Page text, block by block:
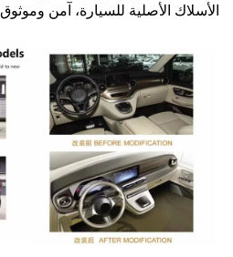
الأسلاك الأصلية للسيارة، آمن وموثوق